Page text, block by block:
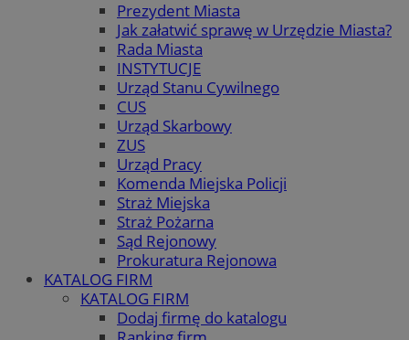
Prezydent Miasta
Jak załatwić sprawę w Urzędzie Miasta?
Rada Miasta
INSTYTUCJE
Urząd Stanu Cywilnego
CUS
Urząd Skarbowy
ZUS
Urząd Pracy
Komenda Miejska Policji
Straż Miejska
Straż Pożarna
Sąd Rejonowy
Prokuratura Rejonowa
KATALOG FIRM
KATALOG FIRM
Dodaj firmę do katalogu